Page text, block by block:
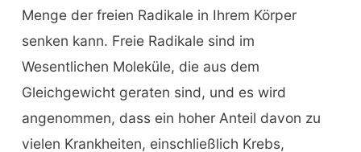
Menge der freien Radikale in Ihrem Körper
senken kann. Freie Radikale sind im
Wesentlichen Moleküle, die aus dem
Gleichgewicht geraten sind, und es wird
angenommen, dass ein hoher Anteil davon zu
vielen Krankheiten, einschließlich Krebs,